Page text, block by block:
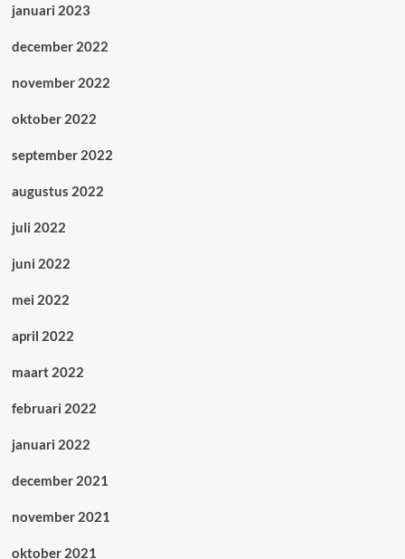
januari 2023
december 2022
november 2022
oktober 2022
september 2022
augustus 2022
juli 2022
juni 2022
mei 2022
april 2022
maart 2022
februari 2022
januari 2022
december 2021
november 2021
oktober 2021